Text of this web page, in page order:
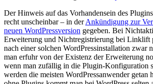
Der Hinweis auf das Vorhandensein des
recht unscheinbar – in derAnkündigung zur
neuen WordPressversion gegeben. Bei
Erweiterung und Nichtregistrierung bei Linklift
nach einer solchen WordPressinstallation zwar
man erfuhr von der Existenz der Erweiterung
wenn man zufällig in die Plugin-Konfiguration
werden die meisten WordPressanwender getan